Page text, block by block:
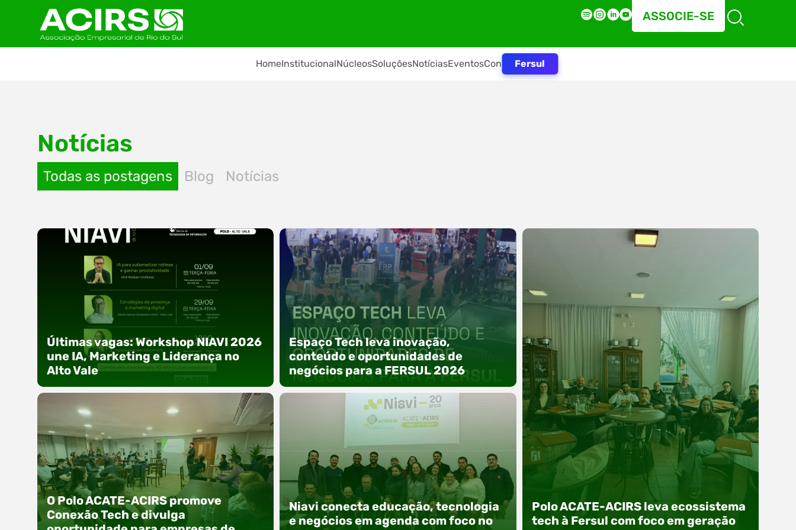
ASSOCIE-SE
HomeInstitucionalNúcleosSoluçõesNotíciasEventosContatoFersul
Notícias
Todas as postagens Blog Notícias
Últimas vagas: Workshop NIAVI 2026
une IA, Marketing e Liderança no
Alto Vale
Com o objetivo de impulsionar a produtividade,
a presença digital e a gestão nas empresas do
Alto Vale, o Núcleo de Tecnologia da Informação
(NIAVI), Polo ACATE-ACIRS, realiza a edição
Espaço Tech leva inovação,
conteúdo e oportunidades de
negócios para a FERSUL 2026
A 15ª FERSUL – Feira Multissetorial do Alto Vale
do Itajaí acontece nos dias 12, 13 e 14 de agosto
de 2026, no Centro de Eventos Hermann
Purnhagen, e contará com uma programação
O Polo ACATE-ACIRS promove
Conexão Tech e divulga
Niavi conecta educação, tecnologia
e negócios em agenda com foco no
Polo ACATE-ACIRS leva ecossistema
tech à Fersul com foco em geração